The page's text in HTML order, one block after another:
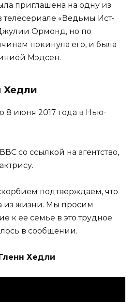
приглашена на одну из
телесериале «Ведьмы Ист-
Ормонд, но по
покинула его, и была
Мэдсен.
Хедли
8 июня 2017 года в Нью-
со ссылкой на агентство,
подтверждаем, что
из жизни. Мы просим
к ее семье в это трудное
в сообщении.
Хедли